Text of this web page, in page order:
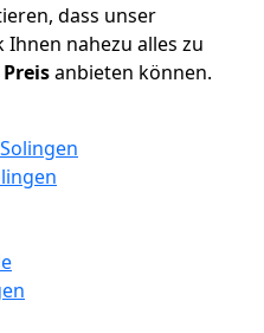
dass unser
nahezu alles zu
Preisanbieten können.